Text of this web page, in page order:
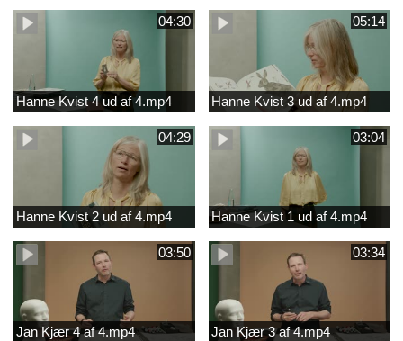
04:30
Hanne Kvist 4 ud af 4.mp4
05:14
Hanne Kvist 3 ud af 4.mp4
04:29
Hanne Kvist 2 ud af 4.mp4
03:04
Hanne Kvist 1 ud af 4.mp4
03:50
Jan Kjær 4 af 4.mp4
03:34
Jan Kjær 3 af 4.mp4